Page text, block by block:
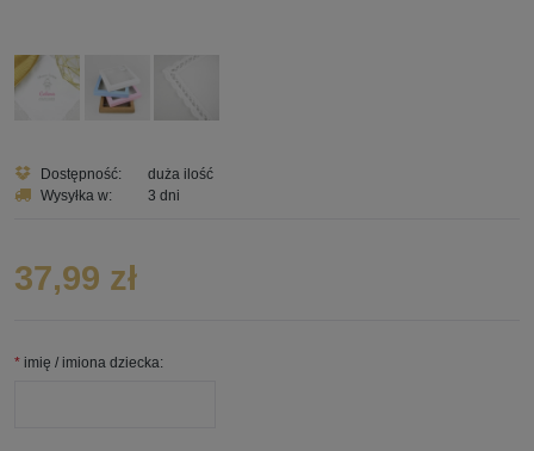
Dostępność:
duża ilość
Wysyłka w:
3 dni
37,99 zł
* imię / imiona dziecka: